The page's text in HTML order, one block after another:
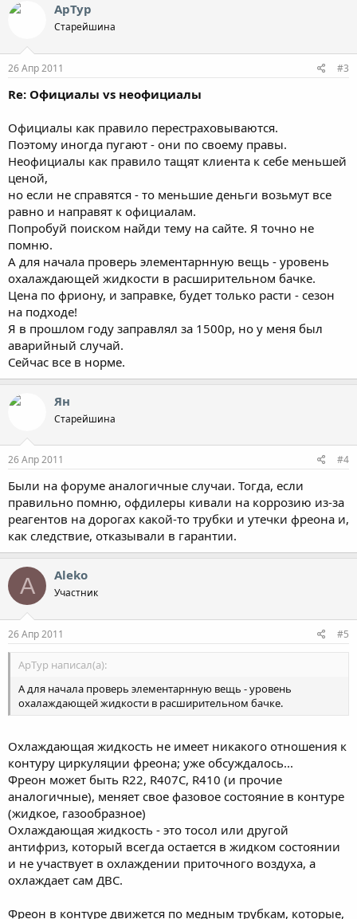
АрТур
Старейшина
26 Апр 2011 #3
Re: Официалы vs неофициалы
Официалы как правило перестраховываются.
Поэтому иногда пугают - они по своему правы.
Неофициалы как правило тащят клиента к себе меньшей
ценой,
но если не справятся - то меньшие деньги возьмут все
равно и направят к официалам.
Попробуй поиском найди тему на сайте. Я точно не
помню.
А для начала проверь элементарнную вещь - уровень
охалаждающей жидкости в расширительном бачке.
Цена по фриону, и заправке, будет только расти - сезон
на подходе!
Я в прошлом году заправлял за 1500р, но у меня был
аварийный случай.
Сейчас все в норме.
Ян
Старейшина
26 Апр 2011 #4
Были на форуме аналогичные случаи. Тогда, если
правильно помню, офдилеры кивали на коррозию из-за
реагентов на дорогах какой-то трубки и утечки фреона и,
как следствие, отказывали в гарантии.
A Aleko
Участник
26 Апр 2011 #5
ApTyp написал(а):
А для начала проверь элементарнную вещь - уровень
охалаждающей жидкости в расширительном бачке.
Охлаждающая жидкость не имеет никакого отношения к
контуру циркуляции фреона; уже обсуждалось...
Фреон может быть R22, R407C, R410 (и прочие
аналогичные), меняет свое фазовое состояние в контуре
(жидкое, газообразное)
Охлаждающая жидкость - это тосол или другой
антифриз, который всегда остается в жидком состоянии
и не участвует в охлаждении приточного воздуха, а
охлаждает сам ДВС.
Фреон в контуре движется по медным трубкам, которые,